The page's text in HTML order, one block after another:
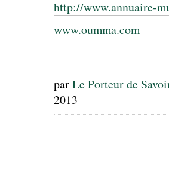
http://www.annuaire-
www.oumma.com
parLe Porteur de
2013